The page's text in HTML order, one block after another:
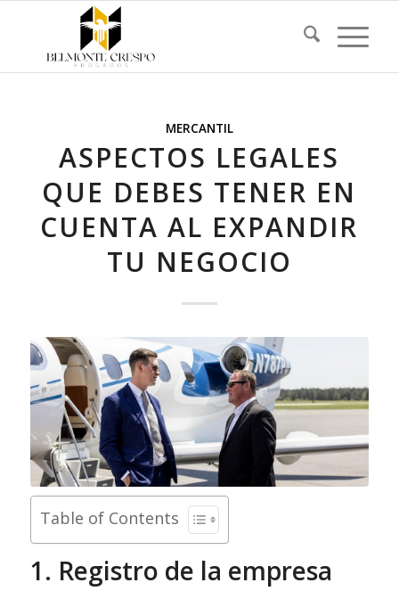
MERCANTIL
ASPECTOS LEGALES
QUE DEBES TENER EN
CUENTA AL EXPANDIR
TU NEGOCIO
Table of Contents
1. Registro de la empresa